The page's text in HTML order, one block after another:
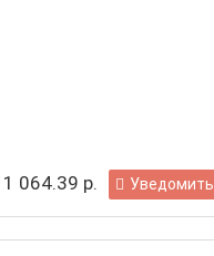
1 064.39 р. Уведомить